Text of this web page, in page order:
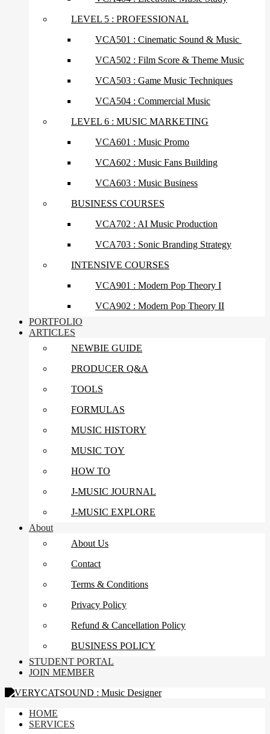
LEVEL 5 : PROFESSIONAL
VCA501 : Cinematic Sound & Music
VCA502 : Film Score & Theme Music
VCA503 : Game Music Techniques
VCA504 : Commercial Music
LEVEL 6 : MUSIC MARKETING
VCA601 : Music Promo
VCA602 : Music Fans Building
VCA603 : Music Business
BUSINESS COURSES
VCA702 : AI Music Production
VCA703 : Sonic Branding Strategy
INTENSIVE COURSES
VCA901 : Modern Pop Theory I
VCA902 : Modern Pop Theory II
PORTFOLIO
ARTICLES
NEWBIE GUIDE
PRODUCER Q&A
TOOLS
FORMULAS
MUSIC HISTORY
MUSIC TOY
HOW TO
J-MUSIC JOURNAL
J-MUSIC EXPLORE
About
About Us
Contact
Terms & Conditions
Privacy Policy
Refund & Cancellation Policy
BUSINESS POLICY
STUDENT PORTAL
JOIN MEMBER
HOME
SERVICES